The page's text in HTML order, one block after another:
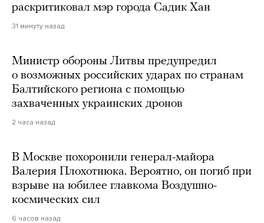
раскритиковал мэр города Садик Хан
31 минуту назад
Министр обороны Литвы предупредил
о возможных российских ударах по странам
Балтийского региона с помощью
захваченных украинских дронов
2 часа назад
В Москве похоронили генерал-майора
Валерия Плохотнюка. Вероятно, он погиб при
взрыве на юбилее главкома Воздушно-
космических сил
6 часов назад